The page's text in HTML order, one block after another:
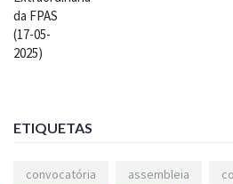
ETIQUETAS
convocatória assembleia